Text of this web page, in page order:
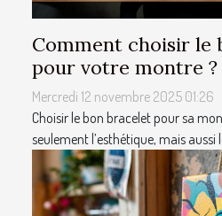
Comment choisir le
pour votre montre ?
Mercredi 12 novembre 2025 01:26
Choisir le bon bracelet pour sa
seulement l’esthétique, mais aussi